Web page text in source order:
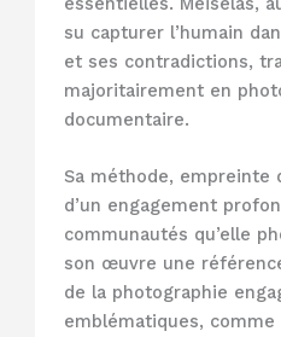
su capturer l’humain
et ses contradictions,
majoritairement en
documentaire.
Sa méthode, empreinte
d’un engagement
communautés qu’elle
son œuvre une
de la photographie
emblématiques, comme